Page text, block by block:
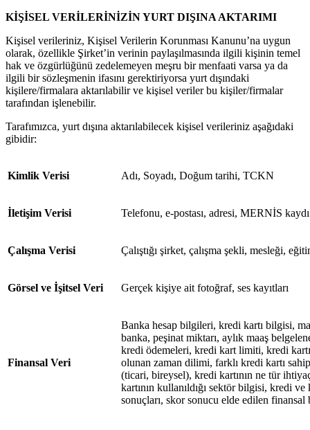
KİŞİSEL VERİLERİNİZİN YURT DIŞINA AKTARIMI
Kişisel verileriniz, Kişisel Verilerin Korunması Kanunu’na uygun
olarak, özellikle Şirket’in verinin paylaşılmasında ilgili kişinin temel
hak ve özgürlüğünü zedelemeyen meşru bir menfaati varsa ya da
ilgili bir sözleşmenin ifasını gerektiriyorsa yurt dışındaki
kişilere/firmalara aktarılabilir ve kişisel veriler bu kişiler/firmalar
tarafından işlenebilir.
Tarafımızca, yurt dışına aktarılabilecek kişisel verileriniz aşağıdaki
gibidir:
Kimlik Verisi Adı, Soyadı, Doğum tarihi, TCKN
İletişim Verisi Telefonu, e-postası, adresi, MERNİS kaydı
Çalışma Verisi Çalıştığı şirket, çalışma şekli, mesleği,
Görsel ve İşitsel Veri Gerçek kişiye ait fotoğraf, ses kayıtları
Finansal Veri
Banka hesap bilgileri, kredi kartı bilgisi,
banka, peşinat miktarı, aylık maaş
kredi ödemeleri, kredi kart limiti, kredi
olunan zaman dilimi, farklı kredi kartı
(ticari, bireysel), kredi kartının ne tür
kartının kullanıldığı sektör bilgisi, kredi
sonuçları, skor sonucu elde edilen finansal